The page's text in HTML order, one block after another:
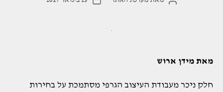
מאת מידן ארוש
חלק ניכר מעבודת העיצוב הגרפי מסתמכת על בחירות